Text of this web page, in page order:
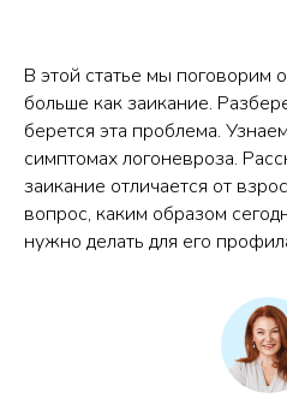
В этой статье мы поговорим
больше как заикание.
берется эта проблема.
симптомах логоневроза.
заикание отличается от
вопрос, каким образом
нужно делать для его